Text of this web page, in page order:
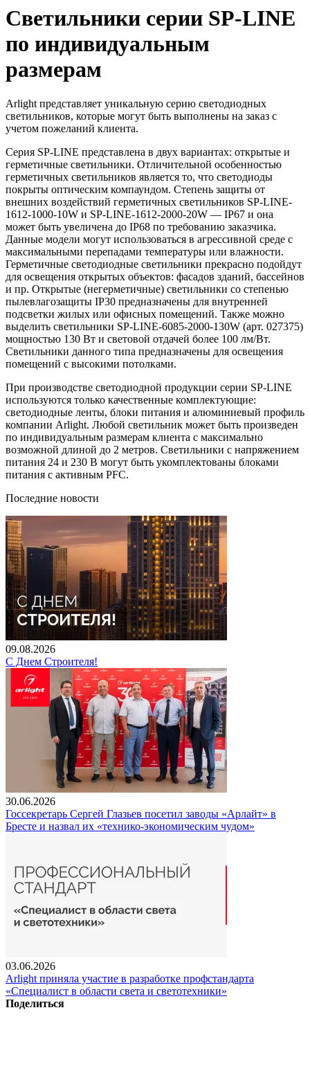
Светильники серии SP-LINE
по индивидуальным
размерам
Arlight представляет уникальную серию светодиодных
светильников, которые могут быть выполнены на заказ с
учетом пожеланий клиента.
Серия SP-LINE представлена в двух вариантах: открытые и
герметичные светильники. Отличительной особенностью
герметичных светильников является то, что светодиоды
покрыты оптическим компаундом. Степень защиты от
внешних воздействий герметичных светильников SP-LINE-
1612-1000-10W и SP-LINE-1612-2000-20W — IP67 и она
может быть увеличена до IP68 по требованию заказчика.
Данные модели могут использоваться в агрессивной среде с
максимальными перепадами температуры или влажности.
Герметичные светодиодные светильники прекрасно подойдут
для освещения открытых объектов: фасадов зданий, бассейнов
и пр. Открытые (негерметичные) светильники со степенью
пылевлагозащиты IP30 предназначены для внутренней
подсветки жилых или офисных помещений. Также можно
выделить светильники SP-LINE-6085-2000-130W (арт. 027375)
мощностью 130 Вт и световой отдачей более 100 лм/Вт.
Светильники данного типа предназначены для освещения
помещений с высокими потолками.
При производстве светодиодной продукции серии SP-LINE
используются только качественные комплектующие:
светодиодные ленты, блоки питания и алюминиевый профиль
компании Arlight. Любой светильник может быть произведен
по индивидуальным размерам клиента с максимально
возможной длиной до 2 метров. Светильники с напряжением
питания 24 и 230 В могут быть укомплектованы блоками
питания с активным PFC.
Последние новости
09.08.2026
С Днем Строителя!
30.06.2026
Госсекретарь Сергей Глазьев посетил заводы «Арлайт» в
Бресте и назвал их «технико-экономическим чудом»
03.06.2026
Arlight приняла участие в разработке профстандарта
«Специалист в области света и светотехники»
Поделиться